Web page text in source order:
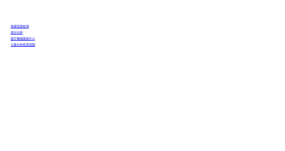
智能家居检测
成分分析
医疗器械是指什么
元素分析检测流程